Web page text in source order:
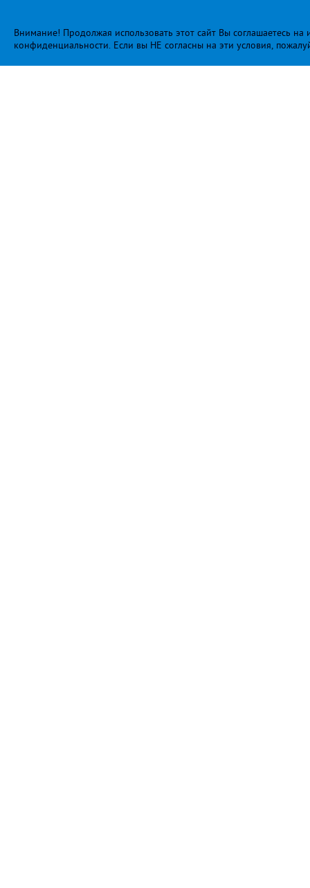
Внимание! Продолжая использовать этот сайт Вы соглашаетесь
конфиденциальности. Если вы НЕ согласны на эти условия,